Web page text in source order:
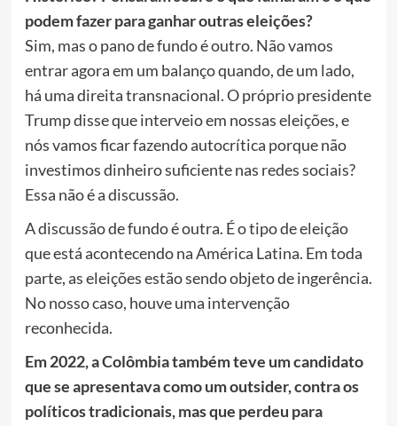
podem fazer para ganhar outras eleições?
Sim, mas o pano de fundo é outro. Não vamos
entrar agora em um balanço quando, de um lado,
há uma direita transnacional. O próprio presidente
Trump disse que interveio em nossas eleições, e
nós vamos ficar fazendo autocrítica porque não
investimos dinheiro suficiente nas redes sociais?
Essa não é a discussão.
A discussão de fundo é outra. É o tipo de eleição
que está acontecendo na América Latina. Em toda
parte, as eleições estão sendo objeto de ingerência.
No nosso caso, houve uma intervenção
reconhecida.
Em 2022, a Colômbia também teve um candidato
que se apresentava como um outsider, contra os
políticos tradicionais, mas que perdeu para